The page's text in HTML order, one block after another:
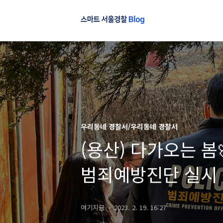
우리동네 경찰서/우리동네 경찰서
(용산) 다가오는 봄🌸, 용산일대 시설물/
범죄예방진단 실시
여기지금 2023. 2. 19. 16:27